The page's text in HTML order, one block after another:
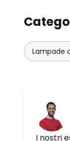
Lampade
I nostri